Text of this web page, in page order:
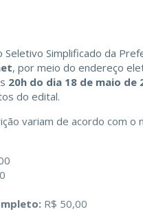
Seletivo Simplificado da
, por meio do endereço
20h do dia 18 de maio de
do edital.
variam de acordo com o
R$ 50,00